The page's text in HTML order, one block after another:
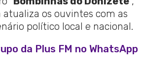
atualiza os ouvintes com as
político local e nacional.
da Plus FM no WhatsApp